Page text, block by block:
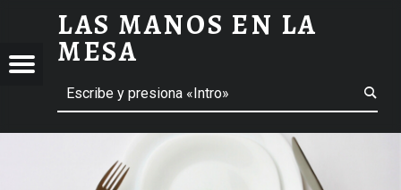
SANTO Y SENA, LA CONTRASENA - LAS MANOS EN LA MESA
LAS MANOS EN LA
MESA
Menúde entradas
Buscar